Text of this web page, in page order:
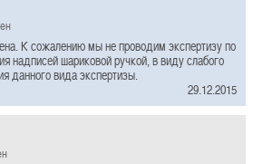
К сожалению мы не проводим экспертизу по
надписей шариковой ручкой, в виду слабого
данного вида экспертизы.
29.12.2015